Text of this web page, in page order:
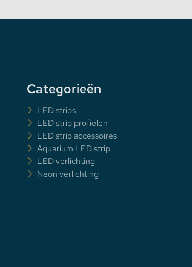
Categorieën
LED strips
LED strip profielen
LED strip accessoires
Aquarium LED strip
LED verlichting
Neon verlichting